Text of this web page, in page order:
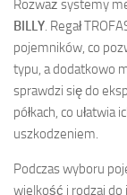
Rozważ systemy
BILLY . Regał
pojemników, co
typu, a dodatkowo
sprawdzi się do
półkach, co
uszkodzeniem.
Podczas wyboru
wielkość i rodzaj do